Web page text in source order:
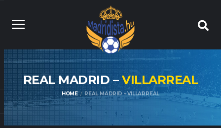
REAL MADRID –VILLARREAL
HOME REAL MADRID – VILLARREAL